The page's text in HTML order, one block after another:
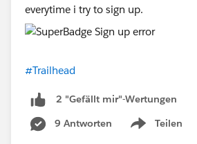
everytime i try to sign up.
#Trailhead
2 "Gefällt mir"-Wertungen
9 Antworten
Teilen
Show menu